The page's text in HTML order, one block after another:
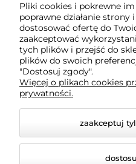
Moje konto
Płatność i dostawa
Dojazd z okolic
Pliki cookies i pokrewne
poprawne działanie strony
dostosować ofertę do
zaakceptować
tych plików i przejść do
plików do swoich
"Dostosuj zgody".
Więcej o plikach cookies
prywatności.
zaakceptuj